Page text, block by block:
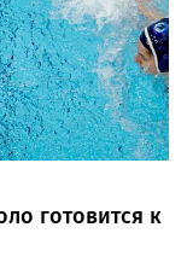
готовится к